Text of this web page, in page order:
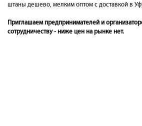
штаны дешево, мелким оптом с доставкой в
Приглашаем предпринимателей и
сотрудничеству - ниже цен на рынке нет.